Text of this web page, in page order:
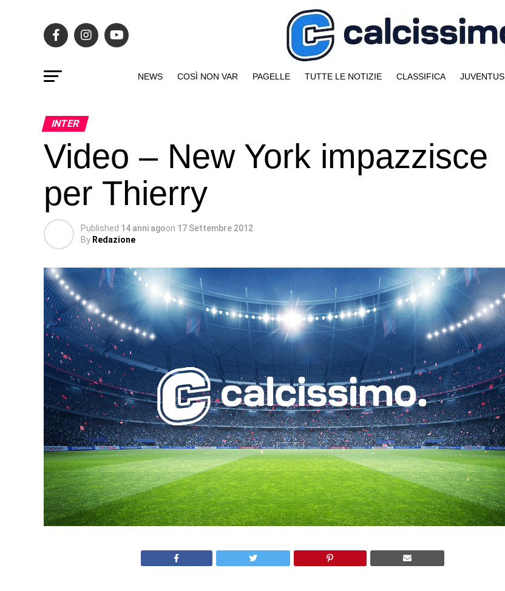
NEWS COSÌ NON VAR PAGELLE TUTTE LE NOTIZIE CLASSIFICA JUVENTUS
INTER
Video – New York impazzisce
per Thierry
Published 14 anni agoon 17 Settembre 2012
By Redazione